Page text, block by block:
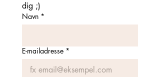
dig ;)
Navn *
E-mailadresse *